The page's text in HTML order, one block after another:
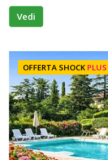
Vedi
OFFERTA SHOCK PLUS